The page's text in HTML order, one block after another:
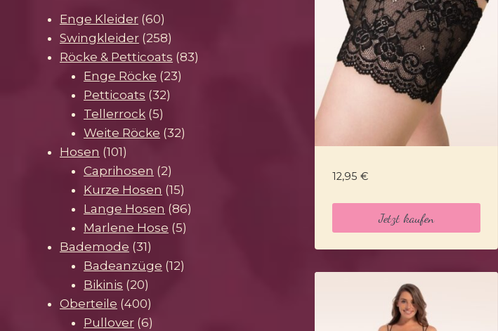
12,95 €
Jetzt kaufen
Enge Kleider 6060
Produkte
Swingkleider 258258
Produkte
Röcke & Petticoats 8383
Enge Röcke 2323
Petticoats 3232
Tellerrock 55
Produkte
Weite Röcke 3232
Hosen 101101
Produkte
Caprihosen 22
Produkte
Kurze Hosen 1515
Produkte
Lange Hosen 8686
Marlene Hose 55
Bademode 3131
Produkte
Badeanzüge 1212
Bikinis 2020
Produkte
Oberteile 400400
Produkte
Pullover 66